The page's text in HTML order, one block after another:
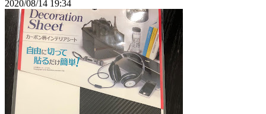
2020/08/14 19:34